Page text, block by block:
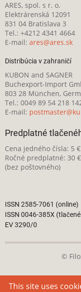
ARES, spol. s r. o.
Elektrárenská 12091
831 04 Bratislava 3
Tel.: +4212 4341 4664
E-mail: ares@ares.sk
Distribúcia v zahraničí
KUBON and SAGNER
Buchexport-Import
803 28 München,
Tel.: 0049 89 54 218
E-mail:
Predplatné
Cena jedného čísla: 5 €
Ročné predplatné: 30 €
(bez poštovného)
ISSN 2585-7061 (online)
ISSN 0046-385X
EV 3290/0
©
Táto webová
This site uses